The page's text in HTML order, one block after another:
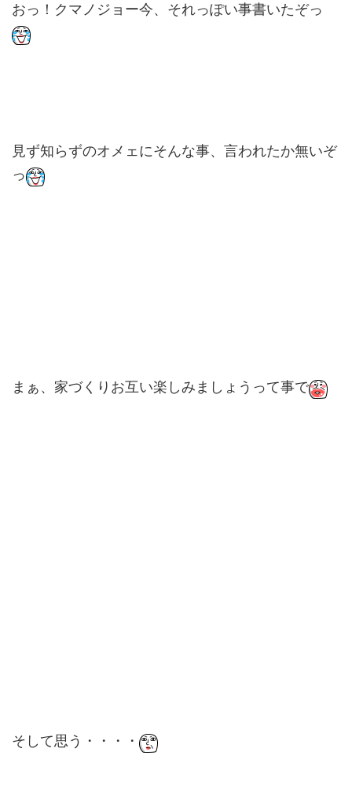
おっ！クマノジョー今、それっぽい事書いたぞっ
見ず知らずのオメェにそんな事、言われたか無いぞ
っ
まぁ、家づくりお互い楽しみましょうって事で
そして思う・・・・